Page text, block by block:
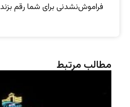
فراموش‌نشدنی برای شما رقم بزند
مطالب مرتبط